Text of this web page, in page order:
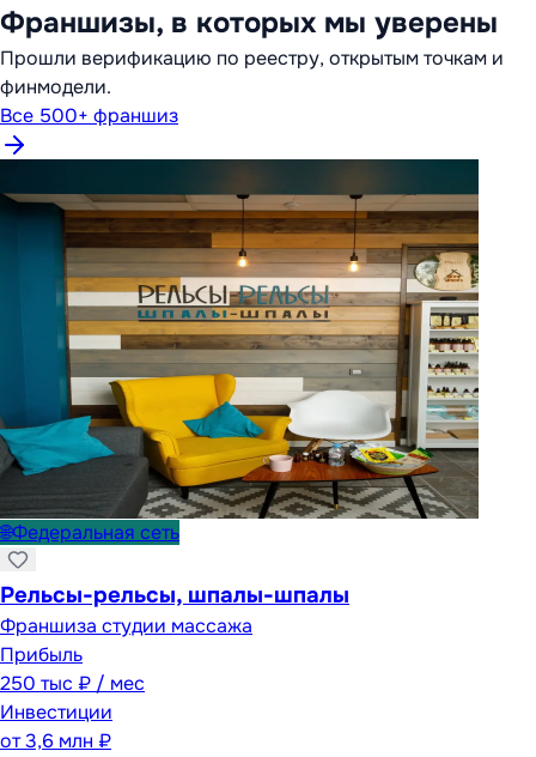
Франшизы, в которых мы уверены
Прошли верификацию по реестру, открытым точкам и
финмодели.
Все 500+ франшиз
🌐Федеральная сеть
Рельсы-рельсы, шпалы-шпалы
Франшиза студии массажа
Прибыль
250 тыс ₽ / мес
Инвестиции
от3,6 млн ₽